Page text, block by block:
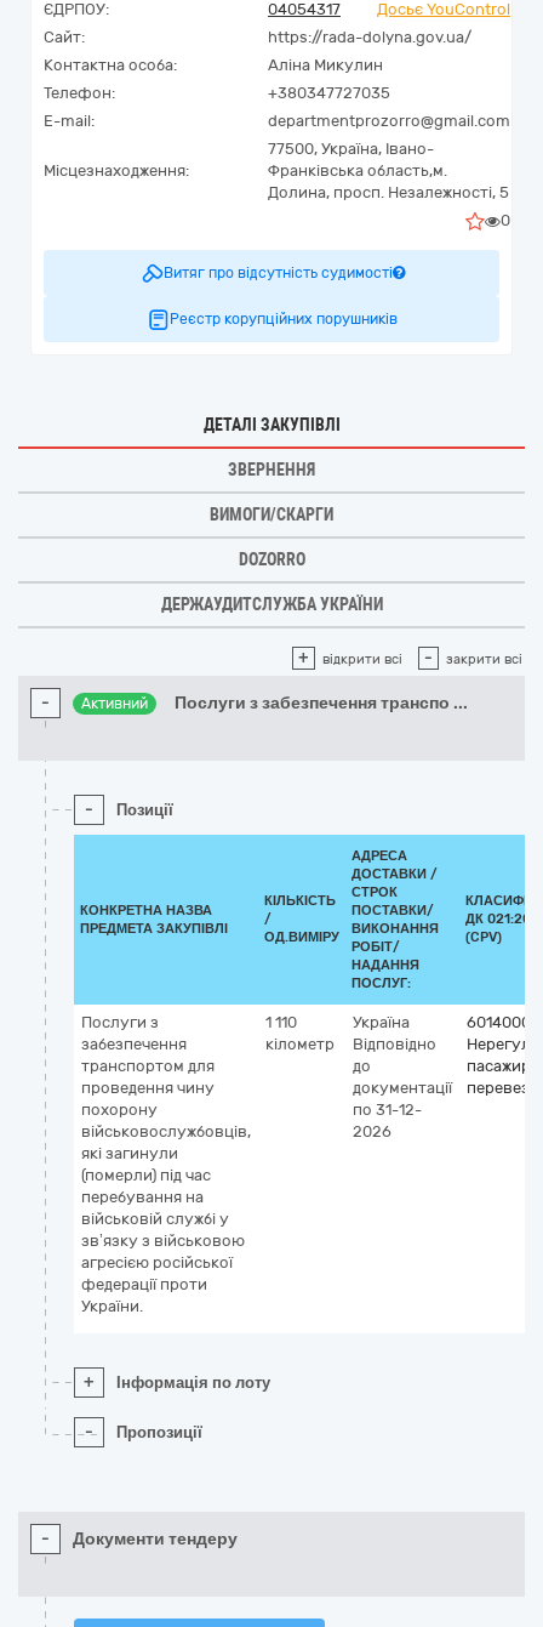
ЄДРПОУ:
04054317
Досьє YouControl
Сайт:
https://rada-dolyna.gov.ua/
Контактна особа:
Аліна Микулин
Телефон:
+380347727035
E-mail:
departmentprozorro@gmail.com
Місцезнаходження:
77500, Україна, Івано-
Франківська область,м.
Долина, просп. Незалежності, 5
0
Витяг про відсутність судимості
Реєстр корупційних порушників
ДЕТАЛІ ЗАКУПІВЛІ
ЗВЕРНЕННЯ
ВИМОГИ/СКАРГИ
DOZORRO
ДЕРЖАУДИТСЛУЖБА УКРАЇНИ
+ відкрити всі - закрити всі
- Активний Послуги з забезпечення транспо ...
- Позиції
КОНКРЕТНА НАЗВА
ПРЕДМЕТА ЗАКУПІВЛІ
КІЛЬКІСТЬ
/
ОД.ВИМІРУ
АДРЕСА
ДОСТАВКИ /
СТРОК
ПОСТАВКИ/
ВИКОНАННЯ
РОБІТ/
НАДАННЯ
ПОСЛУГ:
ДК
(CPV)
Послуги з
забезпечення
транспортом для
проведення чину
похорону
військовослужбовців,
які загинули
(померли) під час
перебування на
військовій службі у
зв’язку з військовою
агресією російської
федерації проти
України.
1 110
кілометр
Україна
Відповідно
до
документації
по 31-12-
2026
+ Інформація по лоту
- Пропозиції
- Документи тендеру